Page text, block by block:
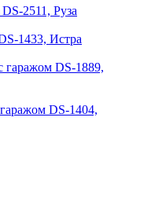
2511, Руза
1433, Истра
гаражом DS-1889,
DS-1404,